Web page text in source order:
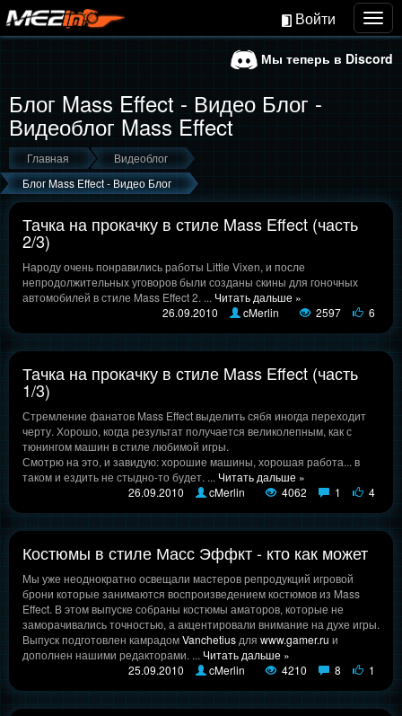
Войти
Мы теперь в Discord
Блог Mass Effect - Видео Блог -
Видеоблог Mass Effect
Главная
Видеоблог
Блог Mass Effect - Видео Блог
Тачка на прокачку в стиле Mass Effect (часть
2/3)
Народу очень понравились работы Little Vixen, и после
непродолжительных уговоров были созданы скины для гоночных
автомобилей в стиле Mass Effect 2. ... Читать дальше »
26.09.2010
cMerlin 2597 6
Тачка на прокачку в стиле Mass Effect (часть
1/3)
Стремление фанатов Mass Effect выделить сябя иногда переходит
черту. Хорошо, когда результат получается великолепным, как с
тюнингом машин в стиле любимой игры.
Смотрю на это, и завидую: хорошие машины, хорошая работа... в
таком и ездить не стыдно-то будет. ... Читать дальше »
26.09.2010
cMerlin 4062 1 4
Костюмы в стиле Масс Эффкт - кто как может
Мы уже неоднократно освещали мастеров репродукций игровой
брони которые занимаются воспроизведением костюмов из Mass
Effect. В этом выпуске собраны костюмы аматоров, которые не
заморачивались точностью, а акцентировали внимание на духе игры.
Выпуск подготовлен камрадомVanchetius для www.gamer.ru и
дополнен нашими редакторами. ... Читать дальше »
25.09.2010
cMerlin 4210 8 1